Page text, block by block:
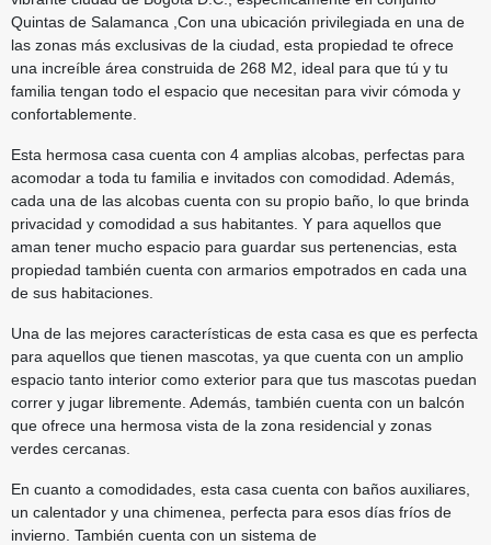
Quintas de Salamanca ,Con una ubicación privilegiada en una de
las zonas más exclusivas de la ciudad, esta propiedad te ofrece
una increíble área construida de 268 M2, ideal para que tú y tu
familia tengan todo el espacio que necesitan para vivir cómoda y
confortablemente.
Esta hermosa casa cuenta con 4 amplias alcobas, perfectas para
acomodar a toda tu familia e invitados con comodidad. Además,
cada una de las alcobas cuenta con su propio baño, lo que brinda
privacidad y comodidad a sus habitantes. Y para aquellos que
aman tener mucho espacio para guardar sus pertenencias, esta
propiedad también cuenta con armarios empotrados en cada una
de sus habitaciones.
Una de las mejores características de esta casa es que es perfecta
para aquellos que tienen mascotas, ya que cuenta con un amplio
espacio tanto interior como exterior para que tus mascotas puedan
correr y jugar libremente. Además, también cuenta con un balcón
que ofrece una hermosa vista de la zona residencial y zonas
verdes cercanas.
En cuanto a comodidades, esta casa cuenta con baños auxiliares,
un calentador y una chimenea, perfecta para esos días fríos de
invierno. También cuenta con un sistema de